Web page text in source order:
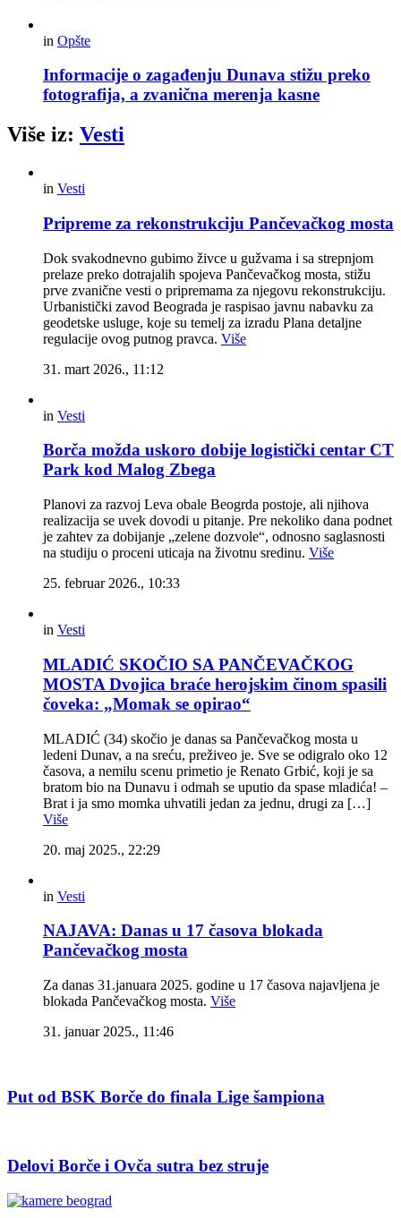
in Opšte
Informacije o zagađenju Dunava stižu preko
fotografija, a zvanična merenja kasne
Više iz: Vesti
in Vesti
Pripreme za rekonstrukciju Pančevačkog mosta
Dok svakodnevno gubimo živce u gužvama i sa strepnjom
prelaze preko dotrajalih spojeva Pančevačkog mosta, stižu
prve zvanične vesti o pripremama za njegovu rekonstrukciju.
Urbanistički zavod Beograda je raspisao javnu nabavku za
geodetske usluge, koje su temelj za izradu Plana detaljne
regulacije ovog putnog pravca. Više
31. mart 2026., 11:12
in Vesti
Borča možda uskoro dobije logistički centar CT
Park kod Malog Zbega
Planovi za razvoj Leva obale Beogrda postoje, ali njihova
realizacija se uvek dovodi u pitanje. Pre nekoliko dana podnet
je zahtev za dobijanje „zelene dozvole“, odnosno saglasnosti
na studiju o proceni uticaja na životnu sredinu. Više
25. februar 2026., 10:33
in Vesti
MLADIĆ SKOČIO SA PANČEVAČKOG
MOSTA Dvojica braće herojskim činom spasili
čoveka: „Momak se opirao“
MLADIĆ (34) skočio je danas sa Pančevačkog mosta u
ledeni Dunav, a na sreću, preživeo je. Sve se odigralo oko 12
časova, a nemilu scenu primetio je Renato Grbić, koji je sa
bratom bio na Dunavu i odmah se uputio da spase mladića! –
Brat i ja smo momka uhvatili jedan za jednu, drugi za […]
Više
20. maj 2025., 22:29
in Vesti
NAJAVA: Danas u 17 časova blokada
Pančevačkog mosta
Za danas 31.januara 2025. godine u 17 časova najavljena je
blokada Pančevačkog mosta. Više
31. januar 2025., 11:46
Put od BSK Borče do finala Lige šampiona
Delovi Borče i Ovča sutra bez struje